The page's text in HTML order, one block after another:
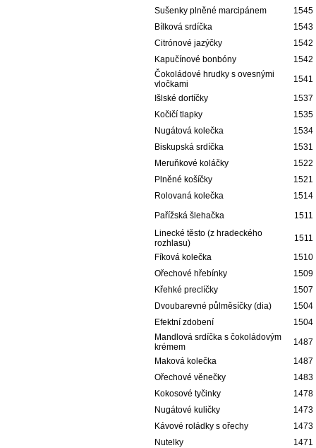
Sušenky plněné marcipánem
1545
Bílková srdíčka
1543
Citrónové jazýčky
1542
Kapučínové bonbóny
1542
Čokoládové hrudky s ovesnými
vločkami
1541
Išlské dortíčky
1537
Kočičí tlapky
1535
Nugátová kolečka
1534
Biskupská srdíčka
1531
Meruňkové koláčky
1522
Plněné košíčky
1521
Rolovaná kolečka
1514
Pařížská šlehačka
1511
Linecké těsto (z hradeckého
rozhlasu)
1511
Fíková kolečka
1510
Ořechové hřebínky
1509
Křehké preclíčky
1507
Dvoubarevné půlměsíčky (dia)
1504
Efektní zdobení
1504
Mandlová srdíčka s čokoládovým
krémem
1487
Maková kolečka
1487
Ořechové věnečky
1483
Kokosové tyčinky
1478
Nugátové kuličky
1473
Kávové roládky s ořechy
1473
Nutelky
1471